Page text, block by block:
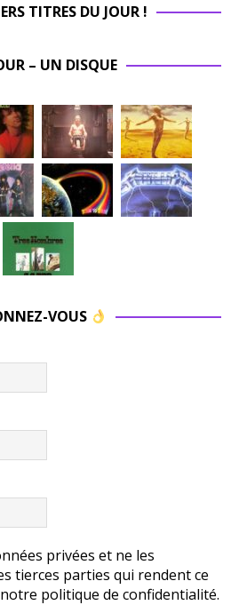
TITRES DU JOUR !
– UN DISQUE
VOUS
privées et ne les
tierces parties qui rendent ce
politique de confidentialité.